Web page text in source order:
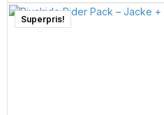
Superpris!